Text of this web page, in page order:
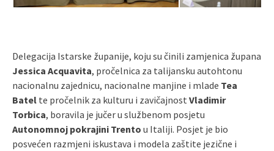
Delegacija Istarske županije, koju su činili zamjenica župana
Jessica Acquavita, pročelnica za talijansku autohtonu
nacionalnu zajednicu, nacionalne manjine i mlade Tea
Batel te pročelnik za kulturu i zavičajnost Vladimir
Torbica, boravila je jučer u službenom posjetu
Autonomnoj pokrajini Trento u Italiji. Posjet je bio
posvećen razmjeni iskustava i modela zaštite jezične i